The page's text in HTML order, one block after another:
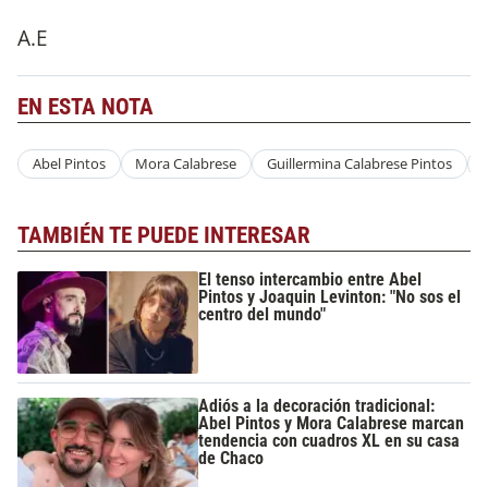
A.E
EN ESTA NOTA
Abel Pintos Mora Calabrese Guillermina Calabrese Pintos
TAMBIÉN TE PUEDE INTERESAR
El tenso intercambio entre Abel
Pintos y Joaquin Levinton: "No sos el
centro del mundo"
Adiós a la decoración tradicional:
Abel Pintos y Mora Calabrese marcan
tendencia con cuadros XL en su casa
de Chaco